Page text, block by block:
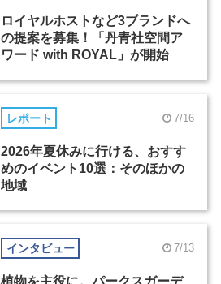
ロイヤルホストなど3ブランドへ
の提案を募集！「丹青社空間ア
ワード with ROYAL」が開始
レポート 7/16
2026年夏休みに行ける、おすす
めのイベント10選：そのほかの
地域
インタビュー 7/13
植物を主役に。パークスガーデ